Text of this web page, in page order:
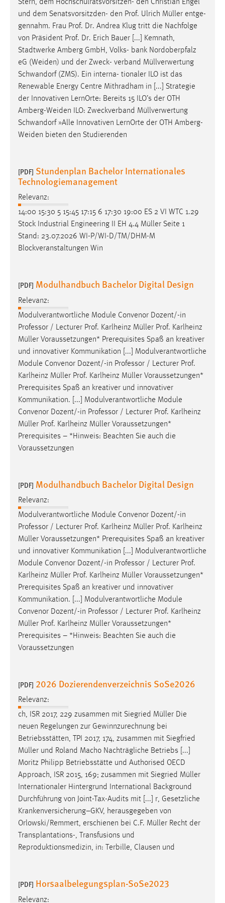
Stern, dem Hochschulratsvorsitzen- den Christian Engel
und dem Senatsvorsitzden- den Prof. Ulrich Müller entge-
gennahm. Frau Prof. Dr. Andrea Klug tritt die Nachfolge
von Präsident Prof. Dr. Erich Bauer [...] Kemnath,
Stadtwerke Amberg GmbH, Volks- bank Nordoberpfalz
eG (Weiden) und der Zweck- verband Müllverwertung
Schwandorf (ZMS). Ein interna- tionaler ILO ist das
Renewable Energy Centre Mithradham in [...] Strategie
der Innovativen LernOrte: Bereits 15 ILO’s der OTH
Amberg-Weiden ILO: Zweckverband Müllverwertung
Schwandorf »Alle Innovativen LernOrte der OTH Amberg-
Weiden bieten den Studierenden
[PDF] Stundenplan Bachelor Internationales
Technologiemanagement
Relevanz:
14:00 15:30 5 15:45 17:15 6 17:30 19:00 ES 2 VI WTC 1.29
Stock Industrial Engineering II EH 4.4 Müller Seite 1
Stand: 23.07.2026 WI-P/WI-D/TM/DHM-M
Blockveranstaltungen Win
[PDF] Modulhandbuch Bachelor Digital Design
Relevanz:
Modulverantwortliche Module Convenor Dozent/-in
Professor / Lecturer Prof. Karlheinz Müller Prof. Karlheinz
Müller Voraussetzungen* Prerequisites Spaß an kreativer
und innovativer Kommunikation [...] Modulverantwortliche
Module Convenor Dozent/-in Professor / Lecturer Prof.
Karlheinz Müller Prof. Karlheinz Müller Voraussetzungen*
Prerequisites Spaß an kreativer und innovativer
Kommunikation. [...] Modulverantwortliche Module
Convenor Dozent/-in Professor / Lecturer Prof. Karlheinz
Müller Prof. Karlheinz Müller Voraussetzungen*
Prerequisites – *Hinweis: Beachten Sie auch die
Voraussetzungen
[PDF] Modulhandbuch Bachelor Digital Design
Relevanz:
Modulverantwortliche Module Convenor Dozent/-in
Professor / Lecturer Prof. Karlheinz Müller Prof. Karlheinz
Müller Voraussetzungen* Prerequisites Spaß an kreativer
und innovativer Kommunikation [...] Modulverantwortliche
Module Convenor Dozent/-in Professor / Lecturer Prof.
Karlheinz Müller Prof. Karlheinz Müller Voraussetzungen*
Prerequisites Spaß an kreativer und innovativer
Kommunikation. [...] Modulverantwortliche Module
Convenor Dozent/-in Professor / Lecturer Prof. Karlheinz
Müller Prof. Karlheinz Müller Voraussetzungen*
Prerequisites – *Hinweis: Beachten Sie auch die
Voraussetzungen
[PDF] 2026 Dozierendenverzeichnis SoSe2026
Relevanz:
ch, ISR 2017, 229 zusammen mit Siegried Müller Die
neuen Regelungen zur Gewinnzurechnung bei
Betriebsstätten, TPI 2017, 174, zusammen mit Siegfried
Müller und Roland Macho Nachträgliche Betriebs [...]
Moritz Philipp Betriebsstätte und Authorised OECD
Approach, ISR 2015, 169; zusammen mit Siegried Müller
Internationaler Hintergrund International Background
Durchführung von Joint-Tax-Audits mit [...] r, Gesetzliche
Krankenversicherung–GKV, herausgegeben von
Orlowski/Remmert, erschienen bei C.F. Müller Recht der
Transplantations-, Transfusions und
Reproduktionsmedizin, in: Terbille, Clausen und
[PDF] Horsaalbelegungsplan-SoSe2023
Relevanz:
Performance
Name:
Zweck:
Für performante Seitenauslieferung wird in diesem Cookie
gespeichert, ob man eingeloggt ist.
Sprachpräferenz
site-language-preference
Zweck:
Das Cookie speichert die gewählte Sprache der Website.
Cookie Laufzeit:
Name:
MibewSessionID, MIBEW_UserID, mibew_locale, mibew-
chat-frame-style-5e9dbeb1811c0446
Zweck:
Wird benötigt um die Chatfunktion nutzen zu können.
Cookie Laufzeit:
MibewSessionID, mibew-chat-frame-style-
Login
Name:
fe_user, be_user, be_lastLoginProvider
einloggen zu können.
Cookie Laufzeit:
24 Stunden
STATISTIK
Statistik Cookies erfassen Informationen anonym.
Diese Informationen helfen uns zu verstehen, wie
unsere Besucher unsere Website nutzen.
Matomo
Name:
_pk_ref, _pk_cvar, _pk_id, _pk_ses
Cookie Laufzeit:
Max. 13 Monate
MARKETING
Marketing Cookies werden von Drittanbietern
verwendet, um personalisierte Werbung anzuzeigen.
Sie tun dies, indem sie Besucher über Websites
hinweg verfolgen.
Google Ads
Name:
Google Ireland Limited